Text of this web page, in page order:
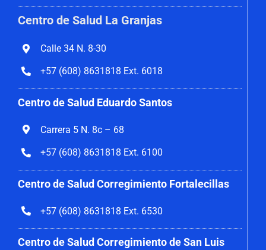
Centro de Salud La Granjas
Calle 34 N. 8-30
+57 (608) 8631818 Ext. 6018
Centro de Salud Eduardo Santos
Carrera 5 N. 8c – 68
+57 (608) 8631818 Ext. 6100
Centro de Salud Corregimiento Fortalecillas
+57 (608) 8631818 Ext. 6530
Centro de Salud Corregimiento de San Luis